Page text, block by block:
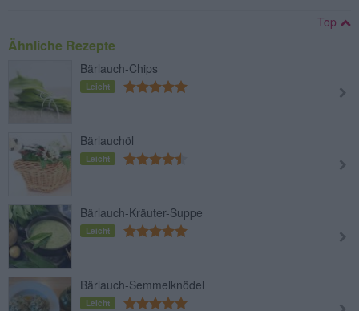
Top
Ähnliche Rezepte
Bärlauch-Chips
Leicht
Bärlauchöl
Leicht
Bärlauch-Kräuter-Suppe
Leicht
Bärlauch-Semmelknödel
Leicht